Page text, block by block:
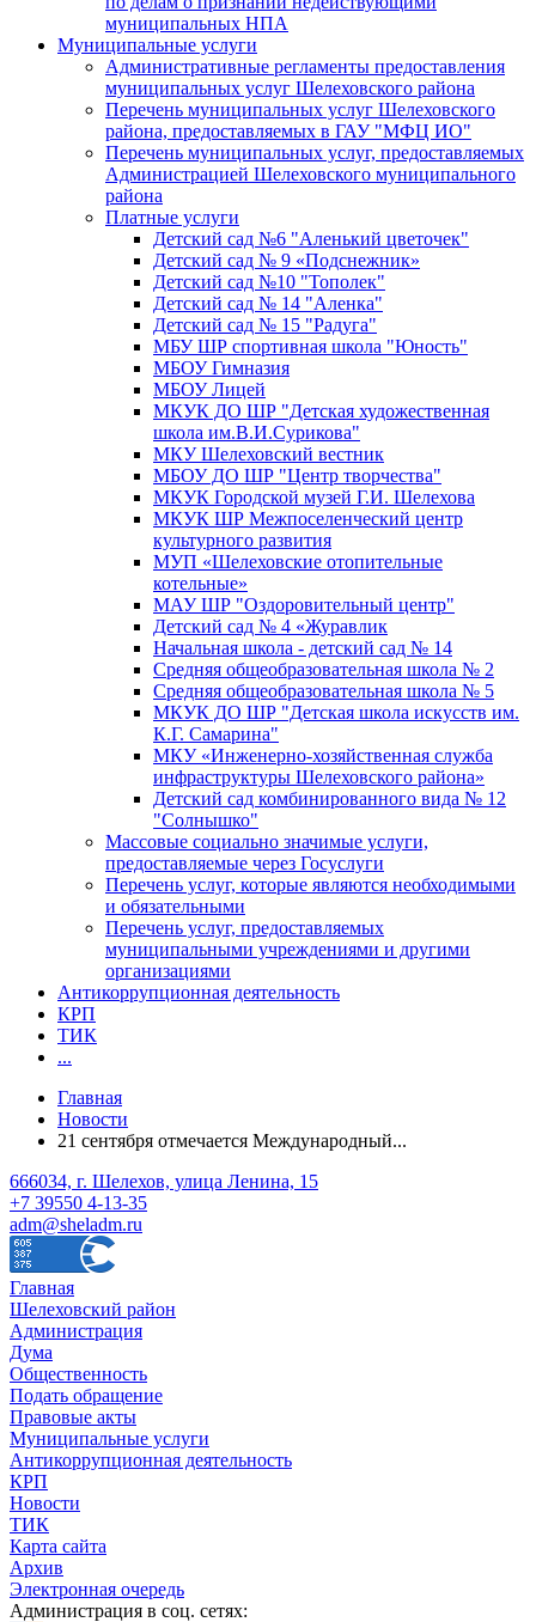
муниципальных НПА
Муниципальные услуги
Административные регламенты предоставления
муниципальных услуг Шелеховского района
Перечень муниципальных услуг Шелеховского
района, предоставляемых в ГАУ "МФЦ ИО"
Перечень муниципальных услуг, предоставляемых
Администрацией Шелеховского муниципального
района
Платные услуги
Детский сад №6 "Аленький цветочек"
Детский сад № 9 «Подснежник»
Детский сад №10 "Тополек"
Детский сад № 14 "Аленка"
Детский сад № 15 "Радуга"
МБУ ШР спортивная школа "Юность"
МБОУ Гимназия
МБОУ Лицей
МКУК ДО ШР "Детская художественная
школа им.В.И.Сурикова"
МКУ Шелеховский вестник
МБОУ ДО ШР "Центр творчества"
МКУК Городской музей Г.И. Шелехова
МКУК ШР Межпоселенческий центр
культурного развития
МУП «Шелеховские отопительные
котельные»
МАУ ШР "Оздоровительный центр"
Детский сад № 4 «Журавлик
Начальная школа - детский сад № 14
Средняя общеобразовательная школа № 2
Средняя общеобразовательная школа № 5
МКУК ДО ШР "Детская школа искусств им.
К.Г. Самарина"
МКУ «Инженерно-хозяйственная служба
инфраструктуры Шелеховского района»
Детский сад комбинированного вида № 12
"Солнышко"
Массовые социально значимые услуги,
предоставляемые через Госуслуги
Перечень услуг, которые являются необходимыми
и обязательными
Перечень услуг, предоставляемых
муниципальными учреждениями и другими
организациями
Антикоррупционная деятельность
КРП
ТИК
...
Главная
Новости
21 сентября отмечается Международный...
666034, г. Шелехов, улица Ленина, 15
+7 39550 4-13-35
adm@sheladm.ru
Главная
Шелеховский район
Администрация
Дума
Общественность
Подать обращение
Правовые акты
Муниципальные услуги
Антикоррупционная деятельность
КРП
Новости
ТИК
Карта сайта
Архив
Электронная очередь
Администрация в соц. сетях: